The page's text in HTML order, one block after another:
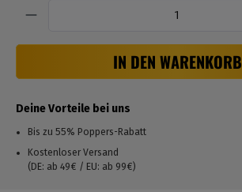
IN DEN WARENKORB
Deine Vorteile bei uns
Bis zu 55% Poppers-Rabatt
Kostenloser Versand
(DE: ab 49€ / EU: ab 99€)